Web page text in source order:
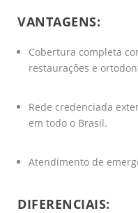
VANTAGENS:
Cobertura completa
restaurações e
Rede credenciada
em todo o Brasil.
Atendimento de
DIFERENCIAIS: